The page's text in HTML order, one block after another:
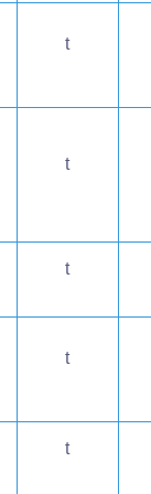
t
t
t
t
t